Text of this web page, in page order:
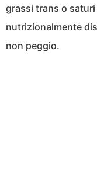
grassi trans o
nutrizionalmente
non peggio.